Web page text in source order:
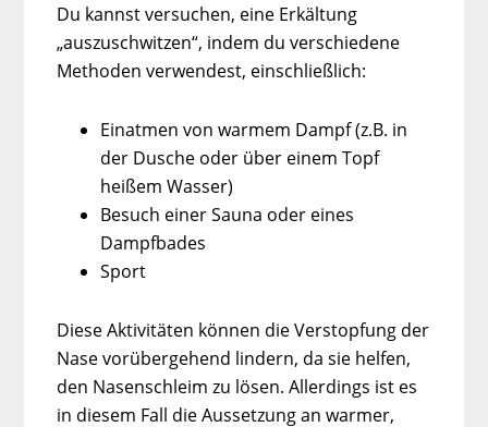
Du kannst versuchen, eine Erkältung
„auszuschwitzen“, indem du verschiedene
Methoden verwendest, einschließlich:
Einatmen von warmem Dampf (z.B. in
der Dusche oder über einem Topf
heißem Wasser)
Besuch einer Sauna oder eines
Dampfbades
Sport
Diese Aktivitäten können die Verstopfung der
Nase vorübergehend lindern, da sie helfen,
den Nasenschleim zu lösen. Allerdings ist es
in diesem Fall die Aussetzung an warmer,